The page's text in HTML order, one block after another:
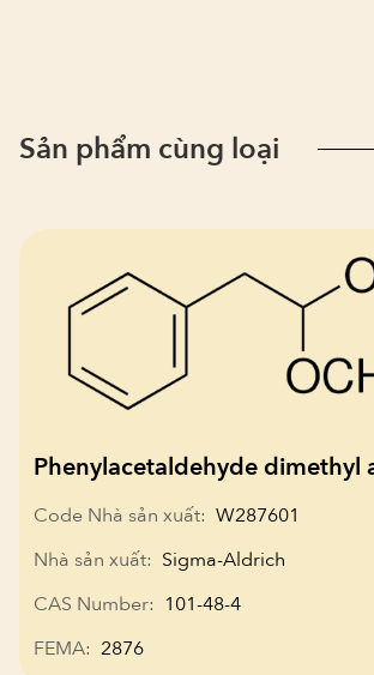
Sản phẩm cùng loại
Phenylacetaldehyde dimethyl
Code Nhà sản xuất: W287601
Nhà sản xuất: Sigma-Aldrich
CAS Number: 101-48-4
FEMA: 2876